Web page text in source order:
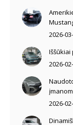
2026-
Iššūkiai
2026-
2026-